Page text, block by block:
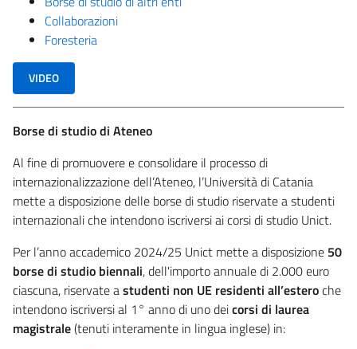
Collaborazioni
Foresteria
VIDEO
Borse di studio di Ateneo
Al fine di promuovere e consolidare il processo di
internazionalizzazione dell’Ateneo, l’Università di Catania
mette a disposizione delle borse di studio riservate a studenti
internazionali che intendono iscriversi ai corsi di studio Unict.
Per l’anno accademico 2024/25 Unict mette a disposizione 50
borse di studio biennali, dell'importo annuale di 2.000 euro
ciascuna, riservate astudenti non UE residenti all’esteroche
intendono iscriversi al 1° anno di uno deicorsi di laurea
magistrale(tenuti interamente in lingua inglese) in: